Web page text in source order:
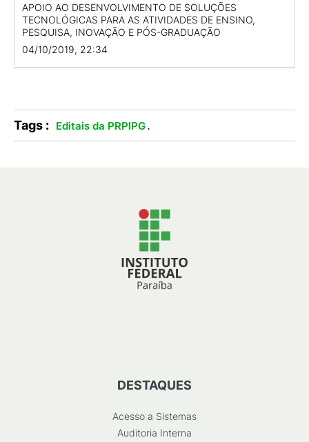
APOIO AO DESENVOLVIMENTO DE SOLUÇÕES
TECNOLÓGICAS PARA AS ATIVIDADES DE ENSINO,
PESQUISA, INOVAÇÃO E PÓS-GRADUAÇÃO
04/10/2019, 22:34
Tags : Editais da PRPIPG.
DESTAQUES
Acesso a Sistemas
Auditoria Interna